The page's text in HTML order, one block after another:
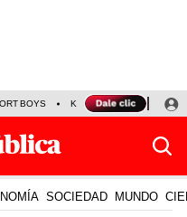
BOYS KENJI FUJIMORI
SOCIEDAD MUNDO